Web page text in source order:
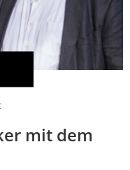
mit dem